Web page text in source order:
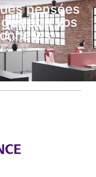
pensées
et à vos